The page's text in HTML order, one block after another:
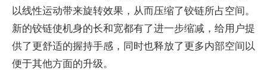
以线性运动带来旋转效果，从而压缩了铰链所占空间。
新的铰链使机身的长和宽都有了进一步缩减，给用户提
供了更舒适的握持手感，同时也释放了更多内部空间以
便于其他方面的升级。